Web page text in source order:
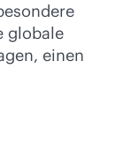
globale
einen